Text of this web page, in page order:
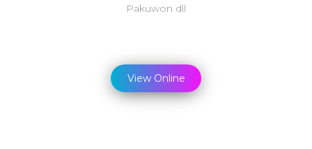
Pakuwon dll
View Online